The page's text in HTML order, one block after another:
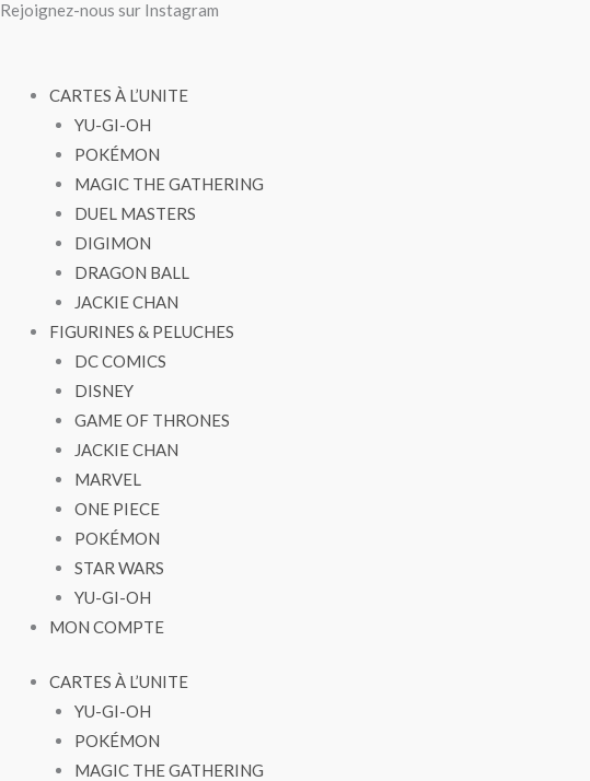
Aller
Rejoignez-nous sur Instagram
CARTES À L’UNITE
YU-GI-OH
POKÉMON
MAGIC THE GATHERING
DUEL MASTERS
DIGIMON
DRAGON BALL
JACKIE CHAN
FIGURINES & PELUCHES
DC COMICS
DISNEY
GAME OF THRONES
JACKIE CHAN
MARVEL
ONE PIECE
POKÉMON
STAR WARS
YU-GI-OH
MON COMPTE
CARTES À L’UNITE
YU-GI-OH
POKÉMON
MAGIC THE GATHERING
quantité
quantité